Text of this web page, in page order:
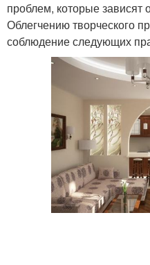
проблем, которые зависят
Облегчению творческого
соблюдение следующих